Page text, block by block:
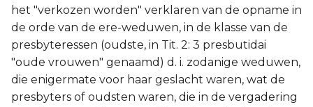
het "verkozen worden" verklaren van de opname in
de orde van de ere-weduwen, in de klasse van de
presbyteressen (oudste, in Tit. 2: 3 presbutidai
"oude vrouwen" genaamd) d. i. zodanige weduwen,
die enigermate voor haar geslacht waren, wat de
presbyters of oudsten waren, die in de vergadering